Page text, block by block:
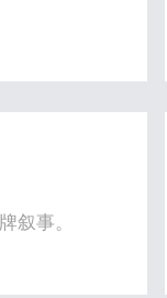
叙事。